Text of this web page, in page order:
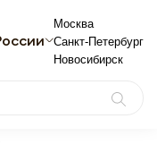
Москва
Санкт-Петербург
Новосибирск